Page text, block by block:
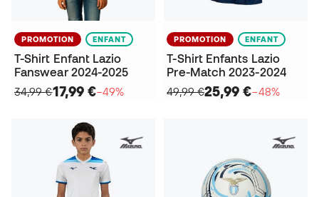
PROMOTION ENFANT
T-Shirt Enfant Lazio
Fanswear 2024-2025
34,99 €17,99 €−49%
PROMOTION ENFANT
T-Shirt Enfants Lazio
Pre-Match 2023-2024
49,99 €25,99 €−48%